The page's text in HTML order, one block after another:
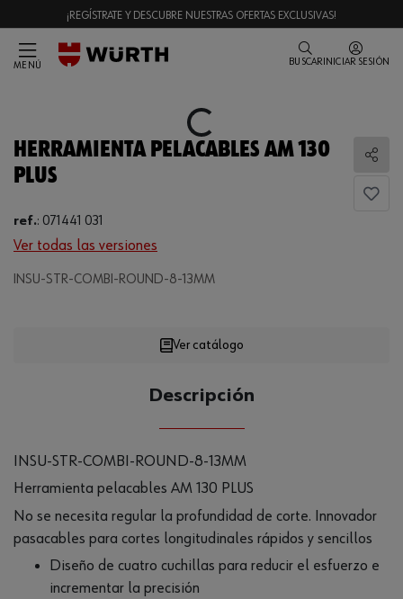
¡REGÍSTRATE Y DESCUBRE NUESTRAS OFERTAS EXCLUSIVAS!
MENÚ BUSCAR INICIAR SESIÓN
Loading...
HERRAMIENTA PELACABLES AM 130
PLUS
ref.: 071441 031
Ver todas las versiones
INSU-STR-COMBI-ROUND-8-13MM
Loading...
Ver catálogo
Descripción
INSU-STR-COMBI-ROUND-8-13MM
Herramienta pelacables AM 130 PLUS
No se necesita regular la profundidad de corte. Innovador
pasacables para cortes longitudinales rápidos y sencillos
Diseño de cuatro cuchillas para reducir el esfuerzo e
incrementar la precisión